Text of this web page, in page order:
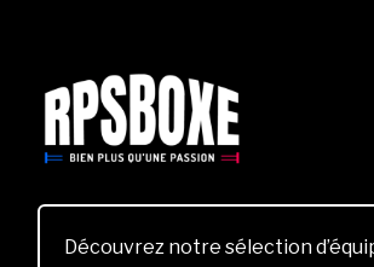
Découvrez notre sélection